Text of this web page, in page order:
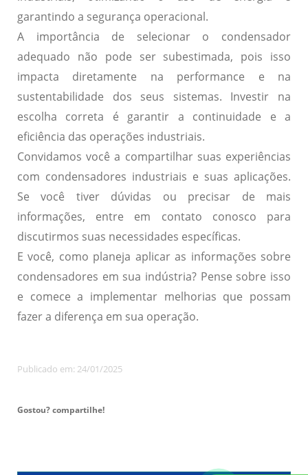
garantindo a segurança operacional.
A importância de selecionar o condensador
adequado não pode ser subestimada, pois isso
impacta diretamente na performance e na
sustentabilidade dos seus sistemas. Investir na
escolha correta é garantir a continuidade e a
eficiência das operações industriais.
Convidamos você a compartilhar suas experiências
com condensadores industriais e suas aplicações.
Se você tiver dúvidas ou precisar de mais
informações, entre em contato conosco para
discutirmos suas necessidades específicas.
E você, como planeja aplicar as informações sobre
condensadores em sua indústria? Pense sobre isso
e comece a implementar melhorias que possam
fazer a diferença em sua operação.
Publicado em: 24/01/2025
Gostou? compartilhe!